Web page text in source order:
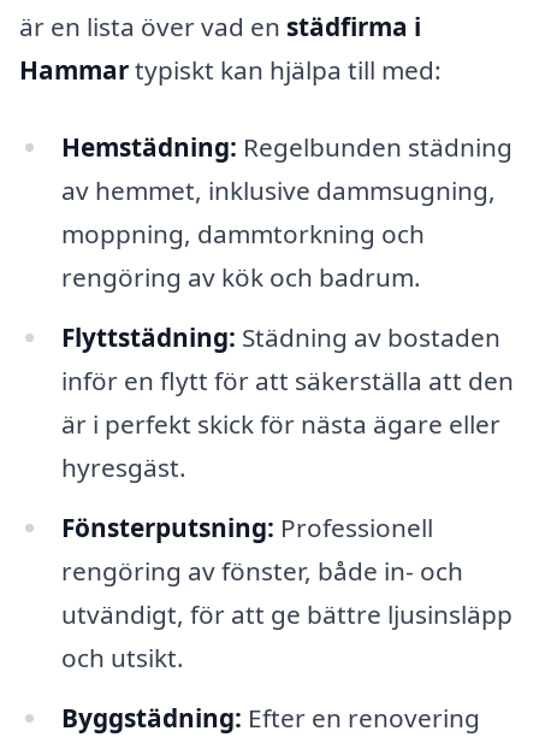
är en lista över vad en städfirma i
Hammartypiskt kan hjälpa till med:
Hemstädning: Regelbunden städning
av hemmet, inklusive dammsugning,
moppning, dammtorkning och
rengöring av kök och badrum.
Flyttstädning: Städning av bostaden
inför en flytt för att säkerställa att den
är i perfekt skick för nästa ägare eller
hyresgäst.
Fönsterputsning: Professionell
rengöring av fönster, både in- och
utvändigt, för att ge bättre ljusinsläpp
och utsikt.
Byggstädning: Efter en renovering